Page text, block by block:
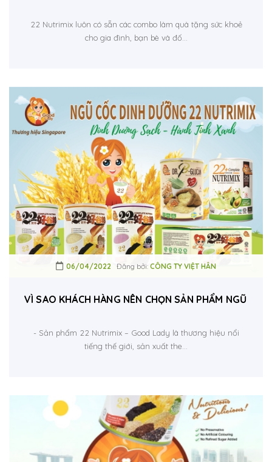
22 Nutrimix luôn có sẵn các combo làm quà tặng sức khoẻ
cho gia đình, bạn bè và đố...
06/04/2022 Đăng bởi: CÔNG TY VIỆT HÂN
VÌ SAO KHÁCH HÀNG NÊN CHỌN SẢN PHẨM NGŨ
- Sản phẩm 22 Nutrimix – Good Lady là thương hiệu nổi
tiếng thế giới, sản xuất the...